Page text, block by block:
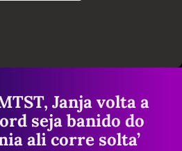
Janja volta a
seja banido do
ali corre solta’